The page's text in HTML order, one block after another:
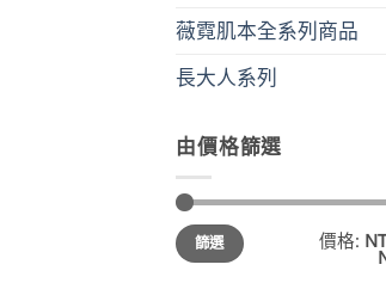
薇霓肌本全系列商品
長大人系列
由價格篩選
最
低
價
最
高
價
篩選 價格: